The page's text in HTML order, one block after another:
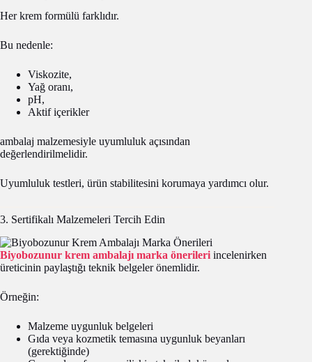
Her krem formülü farklıdır.
Bu nedenle:
Viskozite,
Yağ oranı,
pH,
Aktif içerikler
ambalaj malzemesiyle uyumluluk açısından
değerlendirilmelidir.
Uyumluluk testleri, ürün stabilitesini korumaya yardımcı olur.
3. Sertifikalı Malzemeleri Tercih Edin
Biyobozunur krem ambalajı marka önerileri incelenirken
üreticinin paylaştığı teknik belgeler önemlidir.
Örneğin:
Malzeme uygunluk belgeleri
Gıda veya kozmetik temasına uygunluk beyanları
(gerektiğinde)